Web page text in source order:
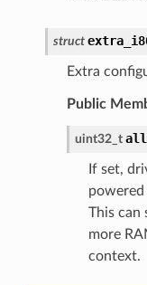
struct
Extra
Public
uint32_t
If set,
powered
This can
more
context.